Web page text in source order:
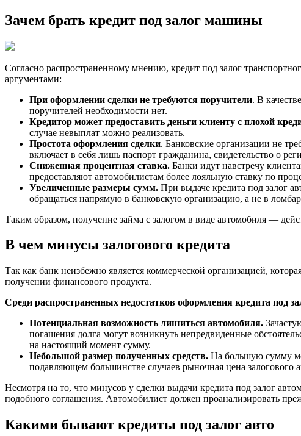
Зачем брать кредит под залог машины
Согласно распространенному мнению, кредит под залог
аргументами:
При оформлении сделки не требуются поручители. В
поручителей необходимости нет.
Кредитор может предоставить деньги клиенту с плохой
случае невыплат можно реализовать.
Простота оформления сделки. Банковские организации не
включает в себя лишь паспорт гражданина, свидетельство о
Сниженная процентная ставка. Банки идут навстречу
предоставляют автомобилистам более лояльную ставку по
Увеличенные размеры сумм. При выдаче кредита под залог
обращаться напрямую в банковскую организацию, а не в
Таким образом, получение займа с залогом в виде автомобиля —
В чем минусы залогового кредита
Так как банк неизбежно является коммерческой организацией,
получении финансового продукта.
Среди распространенных недостатков оформления кредита под
Потенциальная возможность лишиться автомобиля.
погашения долга могут возникнуть непредвиденные
на настоящий момент сумму.
Небольшой размер полученных средств. На большую сумму
подавляющем большинстве случаев рыночная цена залогового
Несмотря на то, что минусов у сделки выдачи кредита под залог
подобного соглашения. Автомобилист должен проанализировать
Какими бывают кредиты под залог авто